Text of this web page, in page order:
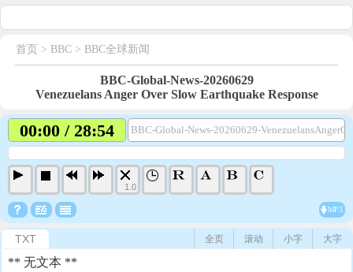
首页 > BBC > BBC全球新闻
BBC-Global-News-20260629
Venezuelans Anger Over Slow Earthquake Response
00:00 / 28:54 BBC-Global-News-20260629-
1.0
MP3
TXT 大字
小字
滚动
全页
** 无文本 **